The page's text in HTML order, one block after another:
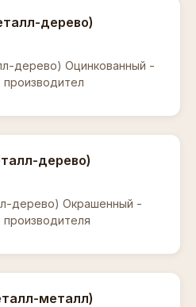
дерево)
дерево) Оцинкованный -
производител
дерево)
дерево) Окрашенный -
металл)